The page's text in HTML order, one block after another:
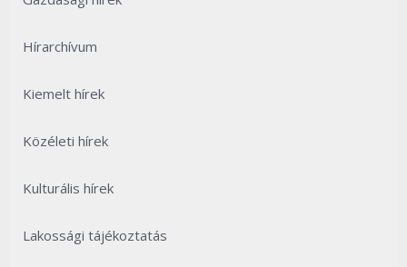
Hírarchívum
Kiemelt hírek
Közéleti hírek
Kulturális hírek
Lakossági tájékoztatás